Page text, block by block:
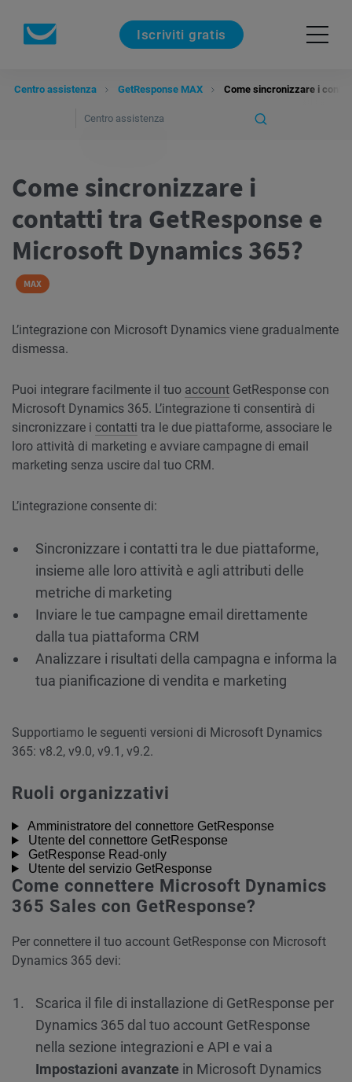
Iscriviti gratis
Centro assistenza GetResponse MAX Come sincronizzare i
Come sincronizzare i
contatti tra GetResponse e
Microsoft Dynamics 365?
MAX
L’integrazione con Microsoft Dynamics viene gradualmente
dismessa.
Puoi integrare facilmente il tuo account GetResponse con
Microsoft Dynamics 365. L’integrazione ti consentirà di
sincronizzare i contatti tra le due piattaforme, associare le
loro attività di marketing e avviare campagne di email
marketing senza uscire dal tuo CRM.
L’integrazione consente di:
Sincronizzare i contatti tra le due piattaforme,
insieme alle loro attività e agli attributi delle
metriche di marketing
Inviare le tue campagne email direttamente
dalla tua piattaforma CRM
Analizzare i risultati della campagna e informa la
tua pianificazione di vendita e marketing
Supportiamo le seguenti versioni di Microsoft Dynamics
365: v8.2, v9.0, v9.1, v9.2.
Ruoli organizzativi
Amministratore del connettore GetResponse
Utente del connettore GetResponse
GetResponse Read-only
Utente del servizio GetResponse
Come connettere Microsoft Dynamics
365 Sales con GetResponse?
Per connettere il tuo account GetResponse con Microsoft
Dynamics 365 devi:
Scarica il file di installazione di GetResponse per
Dynamics 365 dal tuo account GetResponse
nella sezione integrazioni e API e vai a
Impostazioni avanzate in Microsoft Dynamics